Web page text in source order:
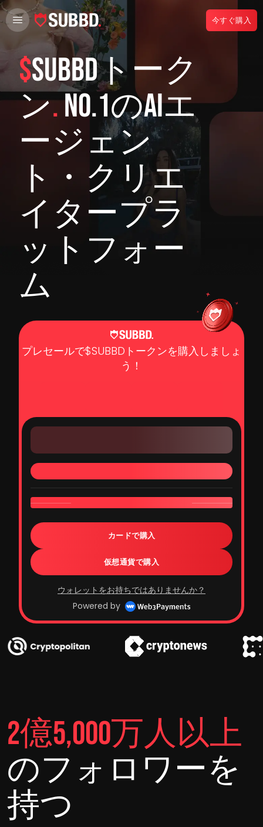
今すぐ購入
$SUBBDトーク
ン.No.1のAIエ
ージェン
ト・クリエ
イタープラ
ットフォー
ム
プレセールで$SUBBDトークンを購入しましょ
う！
カードで購入
仮想通貨で購入
ウォレットをお持ちではありませんか？
Powered by
2億5,000万人以上
のフォロワーを
持つ